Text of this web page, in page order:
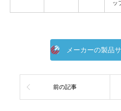
ッ
メーカーの製品
前の記事